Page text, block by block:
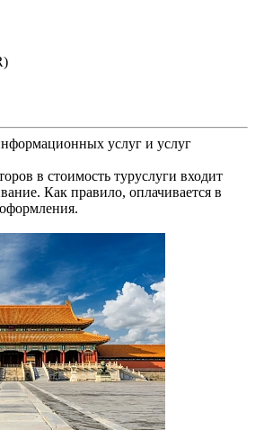
услуг и услуг
в стоимость туруслуги входит
Как правило, оплачивается в